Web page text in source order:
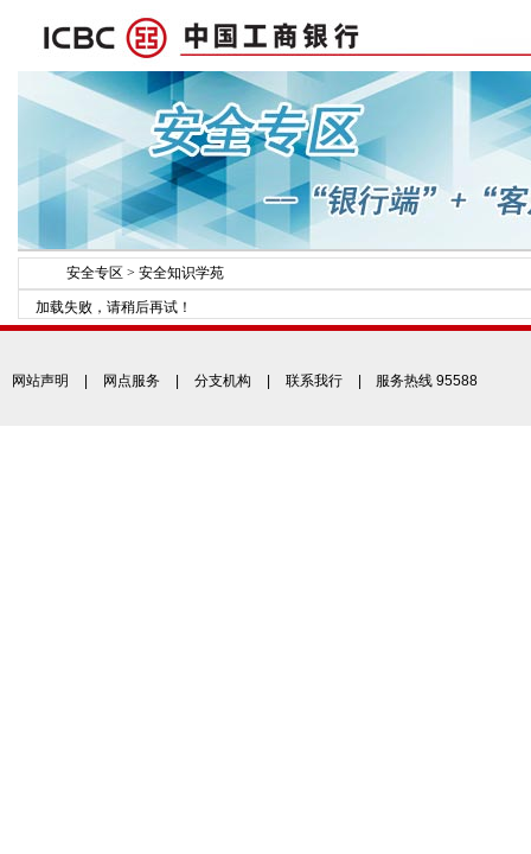
安全专区 > 安全知识学苑
加载失败，请稍后再试！
网站声明 网点服务 分支机构 联系我行 | 服务热线 95588